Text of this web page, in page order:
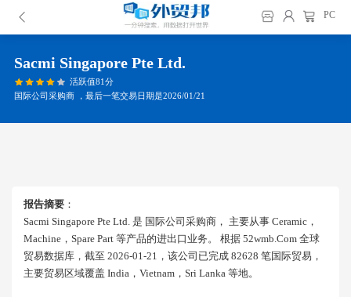
PC
Sacmi Singapore Pte Ltd.
活跃值81分
国际公司采购商 ，最后一笔交易日期是2026/01/21
报告摘要 ：
Sacmi Singapore Pte Ltd. 是 国际公司采购商， 主要从事 Ceramic，
Machine，spare Part 等产品的进出口业务。 根据 52wmb.com 全球
贸易数据库，截至 2026-01-21，该公司已完成 82628 笔国际贸易，
主要贸易区域覆盖 India，vietnam，sri Lanka 等地。